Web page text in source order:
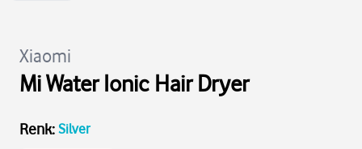
Xiaomi
Mi Water Ionic Hair Dryer
Renk: Silver